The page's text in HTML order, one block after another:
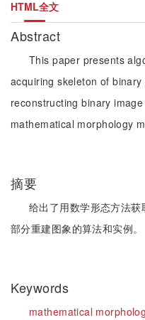
HTML全文
Abstract
This paper presents
acquiring skeleton of
reconstructing binary
mathematical morphology
摘要
给出了用数学形态方法
部分重建图象的算法和实例。
Keywords
mathematical